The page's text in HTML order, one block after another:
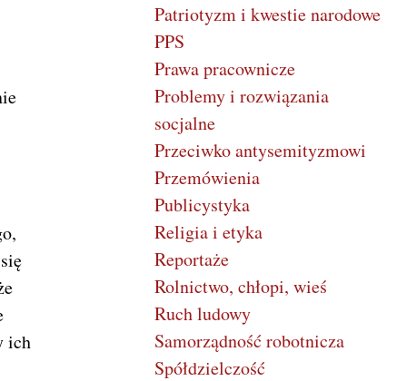
ich
Patriotyzm i kwestie narodowe
PPS
Prawa pracownicze
Problemy i rozwiązania
socjalne
Przeciwko antysemityzmowi
Przemówienia
Publicystyka
Religia i etyka
Reportaże
Rolnictwo, chłopi, wieś
Ruch ludowy
Samorządność robotnicza
Spółdzielczość